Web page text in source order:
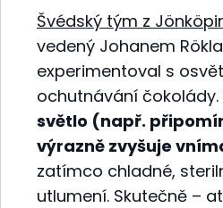
Švédský tým z
vedený Johanem
experimentoval s
ochutnávání čokolády.
světlo (např.
výrazně zvyšuje
zatímco chladné,
utlumení. Skutečně –